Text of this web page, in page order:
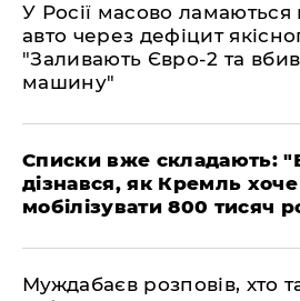
У Росії масово ламаються
авто через дефіцит
"Заливають Євро-2 та
машину"
Списки вже складають:
дізнався, як Кремль хоче
мобілізувати 800 тисяч
Муждабаєв розповів, хто